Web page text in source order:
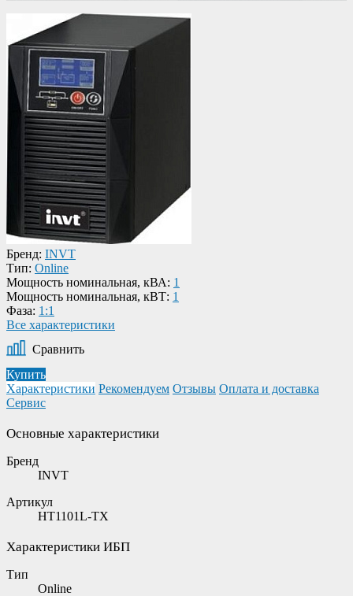
Бренд: INVT
Тип: Online
Мощность номинальная, кВА: 1
Мощность номинальная, кВТ: 1
Фаза: 1:1
Все характеристики
Сравнить
Купить
Характеристики Рекомендуем Отзывы Оплата и доставка
Сервис
Основные характеристики
Бренд
INVT
Артикул
HT1101L-TX
Характеристики ИБП
Тип
Online